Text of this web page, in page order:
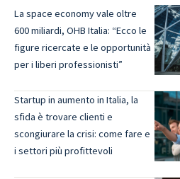
La space economy vale oltre
600 miliardi, OHB Italia: “Ecco le
figure ricercate e le opportunità
per i liberi professionisti”
Startup in aumento in Italia, la
sfida è trovare clienti e
scongiurare la crisi: come fare e
i settori più profittevoli